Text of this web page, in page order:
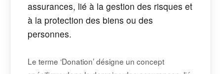
assurances, lié à la gestion des risques et
à la protection des biens ou des
personnes.
Le terme ‘Donation’ désigne un concept